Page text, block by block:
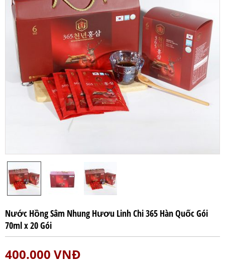
Nước Hồng Sâm Nhung Hươu Linh Chi 365 Hàn Quốc Gói
70ml x 20 Gói
400.000 VNĐ